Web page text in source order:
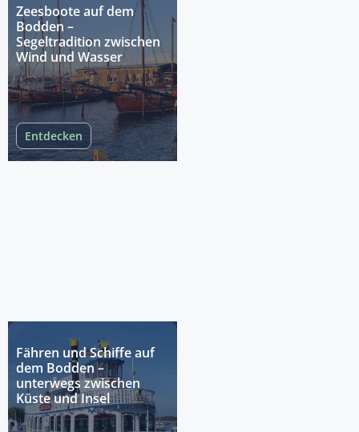
Zeesboote auf dem
Bodden –
Segeltradition zwischen
Wind und Wasser
Entdecken
Fähren und Schiffe auf
dem Bodden –
unterwegs zwischen
Küste und Insel